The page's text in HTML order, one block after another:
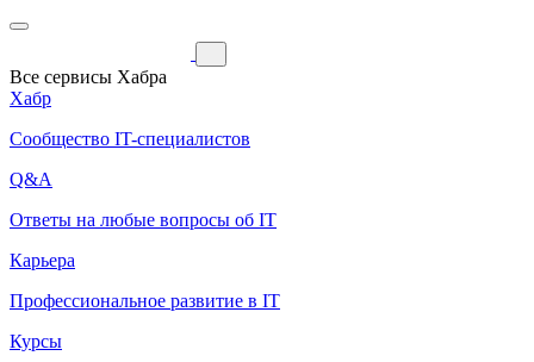
Все сервисы Хабра
Хабр
Сообщество IT-специалистов
Q&A
Ответы на любые вопросы об IT
Карьера
Профессиональное развитие в IT
Курсы